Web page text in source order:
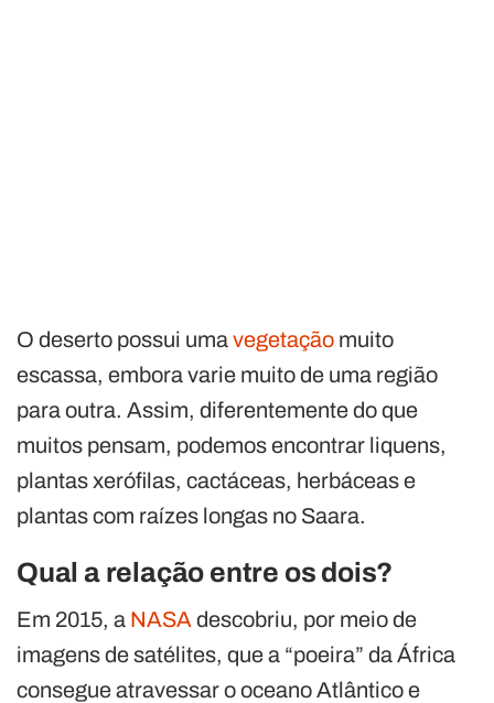
O deserto possui umavegetação muito
escassa, embora varie muito de uma região
para outra. Assim, diferentemente do que
muitos pensam, podemos encontrar liquens,
plantas xerófilas, cactáceas, herbáceas e
plantas com raízes longas no Saara.
Qual a relação entre os dois?
Em 2015, a NASA descobriu, por meio de
imagens de satélites, que a “poeira” da África
consegue atravessar o oceano Atlântico e